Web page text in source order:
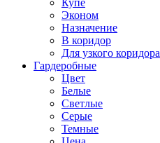
Купе
Эконом
Назначение
В коридор
Для узкого коридора
Гардеробные
Цвет
Белые
Светлые
Серые
Темные